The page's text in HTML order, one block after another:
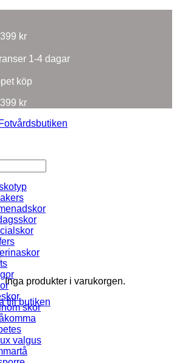
kr
1-4 dagar
köp
kr
Inga produkter i varukorgen.
till butiken
skor
valgus